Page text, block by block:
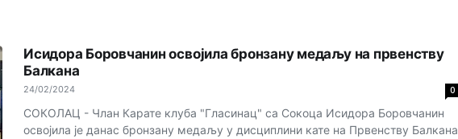
Исидора Боровчанин освојила бронзану медаљу на првенству
Балкана
24/02/2024 0
СОКОЛАЦ - Члан Карате клуба "Гласинац" са Сокоца Исидора Боровчанин
освојила је данас бронзану медаљу у дисциплини кате на Првенству Балкана